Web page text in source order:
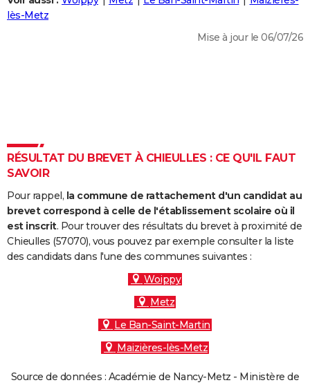
Destinations
City break
Voyage nature
Voyage de noces
Forum
Climat
+
PHOTO
Dictionnaire
Biographies
Citations
Expressions
Proverbes
PROGRAMME TV
S'inscrire
Se connecter
Lycées
Collèges
Primaires
Universités
Entreprises
Service militaire
Avis de recherche
AVIS DE DÉCÈS
FORUM
lès-Metz
Mise à jour le 06/07/26
RÉSULTAT DU BREVET À CHIEULLES : CE QU'IL FAUT
SAVOIR
Pour rappel, la commune de rattachement d'un candidat au
brevet correspond à celle de l'établissement scolaire où il
est inscrit. Pour trouver des résultats du brevet à proximité de
Chieulles (57070), vous pouvez par exemple consulter la liste
des candidats dans l'une des communes suivantes :
Woippy
Metz
Le Ban-Saint-Martin
Maizières-lès-Metz
Source de données : Académie de Nancy-Metz - Ministère de